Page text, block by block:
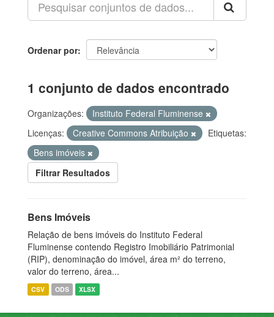
Ordenar por
1 conjunto de dados encontrado
Organizações:
Instituto Federal Fluminense
Licenças:
Creative Commons Atribuição
Etiquetas:
Bens imóveis
Filtrar Resultados
Bens Imóveis
Relação de bens imóveis do Instituto Federal
Fluminense contendo Registro Imobiliário Patrimonial
(RIP), denominação do imóvel, área m² do terreno,
valor do terreno, área...
CSV ODS XLSX